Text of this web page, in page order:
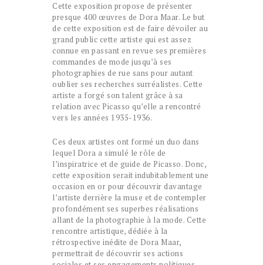
Cette exposition propose de présenter
presque 400 œuvres de Dora Maar. Le but
de cette exposition est de faire dévoiler au
grand public cette artiste qui est assez
connue en passant en revue ses premières
commandes de mode jusqu’à ses
photographies de rue sans pour autant
oublier ses recherches surréalistes. Cette
artiste a forgé son talent grâce à sa
relation avec Picasso qu’elle a rencontré
vers les années 1935-1936.
Ces deux artistes ont formé un duo dans
lequel Dora a simulé le rôle de
l’inspiratrice et de guide de Picasso. Donc,
cette exposition serait indubitablement une
occasion en or pour découvrir davantage
l’artiste derrière la muse et de contempler
profondément ses superbes réalisations
allant de la photographie à la mode. Cette
rencontre artistique, dédiée à la
rétrospective inédite de Dora Maar,
permettrait de découvrir ses actions